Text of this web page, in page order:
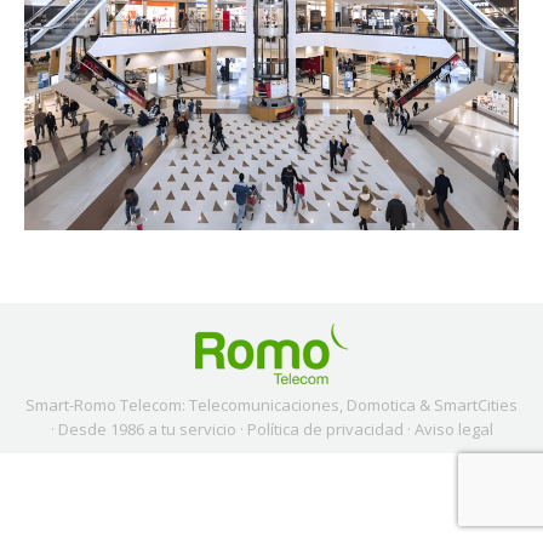
Smart-Romo Telecom: Telecomunicaciones, Domotica & SmartCities
· Desde 1986 a tu servicio · Política de privacidad · Aviso legal